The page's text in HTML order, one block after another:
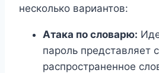
несколько вариантов:
Атака по словарю:
пароль представляет
распространенное